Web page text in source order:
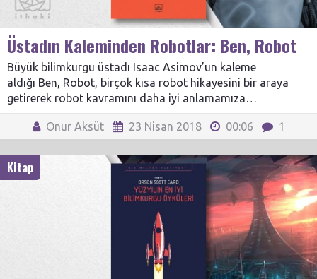
Üstadın Kaleminden Robotlar: Ben, Robot
Büyük bilimkurgu üstadı Isaac Asimov’un kaleme
aldığı Ben, Robot, birçok kısa robot hikayesini bir araya
getirerek robot kavramını daha iyi anlamamıza…
Onur Aksüt 23 Nisan 2018 00:06 1
Kitap